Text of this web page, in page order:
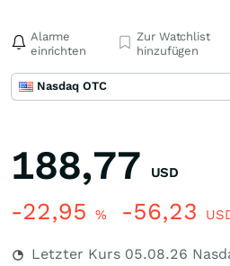
Alarme
einrichten
Zur Watchlist
hinzufügen
Nasdaq OTC
188,77 USD
-22,95 % -56,23
Letzter Kurs 05.08.26